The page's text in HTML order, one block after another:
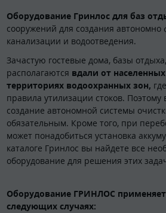
Оборудование Гринлос для баз
сооружений для создания
канализации и водоотведения.
Зачастую гостевые дома, базы
располагаются вдали от
территориях водоохранных зон,
правила утилизации стоков. Поэтому
создание автономной системы
обязательным. Кроме того, при
может понадобиться установка
каталоге Гринлос вы найдете все
оборудование для решения этих
Оборудование ГРИНЛОС
следующих случаях: